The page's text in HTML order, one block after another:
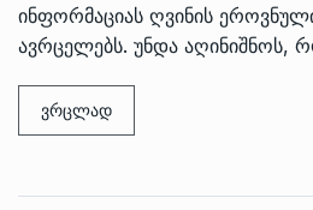
ინფორმაციას ღვინის
ავრცელებს. უნდა აღინიშნოს,
ვრცლად